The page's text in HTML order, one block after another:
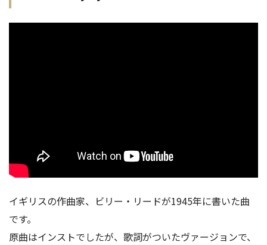
イギリスの作曲家、ビリー・リードが1945年に書いた曲
です。
原曲はインストでしたが、歌詞がついたヴァージョンで、